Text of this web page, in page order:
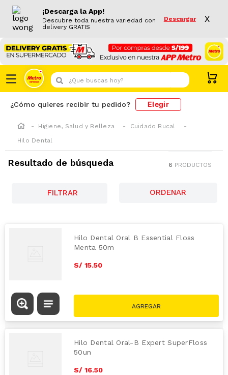
¡Descarga la App!
Descubre toda nuestra variedad con
delivery GRATIS
Descargar X
¿Que buscas hoy?
¿Cómo quieres recibir tu pedido? Elegir
Higiene, Salud y Belleza
Cuidado Bucal
Hilo Dental
Resultado de búsqueda 6 PRODUCTOS
FILTRAR
Hilo Dental Oral B Essential Floss
Menta 50m
S/ 15.50
Hilo Dental Oral-B Expert SuperFloss
50un
S/ 16.50